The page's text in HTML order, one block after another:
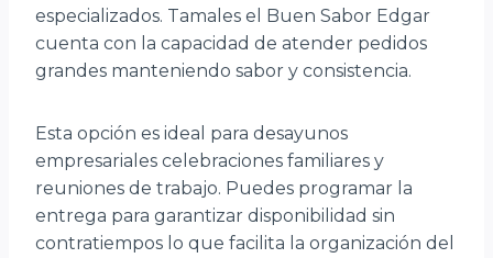
especializados. Tamales el Buen Sabor Edgar
cuenta con la capacidad de atender pedidos
grandes manteniendo sabor y consistencia.
Esta opción es ideal para desayunos
empresariales celebraciones familiares y
reuniones de trabajo. Puedes programar la
entrega para garantizar disponibilidad sin
contratiempos lo que facilita la organización del